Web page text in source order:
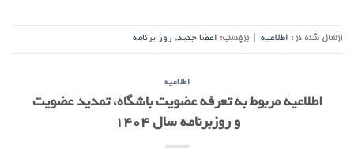
ارسال شده در : اطلاعیه برچسب: اعضا جدید, روز برنامه
اطلاعیه
اطلاعیه مربوط به تعرفه عضویت باشگاه، تمدید عضویت
و روزبرنامه سال ۱۴۰۴